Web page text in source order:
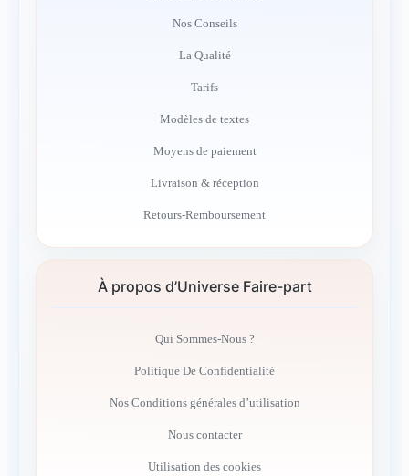
Nos Conseils
La Qualité
Tarifs
Modèles de textes
Moyens de paiement
Livraison & réception
Retours-Remboursement
À propos d’Universe Faire-part
Qui Sommes-Nous ?
Politique De Confidentialité
Nos Conditions générales d’utilisation
Nous contacter
Utilisation des cookies